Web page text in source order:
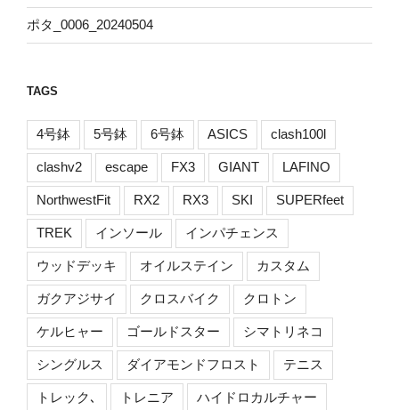
ポタ_0006_20240504
TAGS
4号鉢 5号鉢 6号鉢 ASICS clash100l
clashv2 escape FX3 GIANT LAFINO
NorthwestFit RX2 RX3 SKI SUPERfeet
TREK インソール インパチェンス
ウッドデッキ オイルステイン カスタム
ガクアジサイ クロスバイク クロトン
ケルヒャー ゴールドスター シマトリネコ
シングルス ダイアモンドフロスト テニス
トレック､ トレニア ハイドロカルチャー